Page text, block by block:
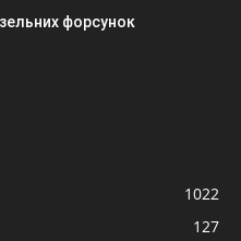
форсунок
1022
127